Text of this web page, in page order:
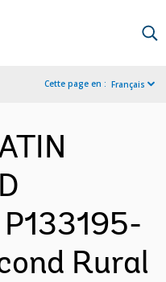
Cette page en : Français
Rural